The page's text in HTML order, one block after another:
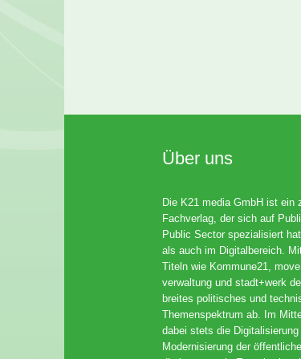
Über uns
Die K21 media GmbH ist ein
Fachverlag, der sich auf
Public Sector spezialisiert
als auch im Digitalbereich.
Titeln wie Kommune21,
verwaltung und stadt+werk
breites politisches und
Themenspektrum ab. Im
dabei stets die Digitalisierung
Modernisierung der